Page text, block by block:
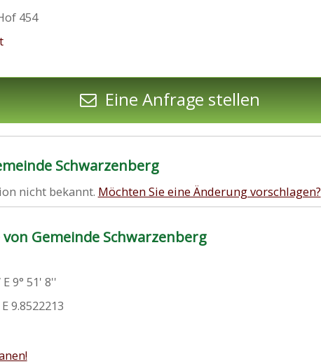
454
Eine Anfrage stellen
Schwarzenberg
nicht bekannt. Möchten Sie eine Änderung vorschlagen?
Gemeinde Schwarzenberg
9° 51' 8''
9.8522213